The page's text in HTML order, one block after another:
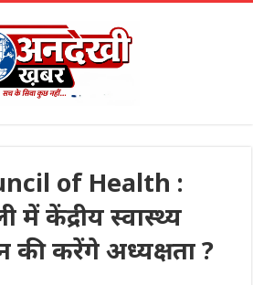
of Health :
में केंद्रीय स्वास्थ्य
की करेंगे अध्यक्षता ?